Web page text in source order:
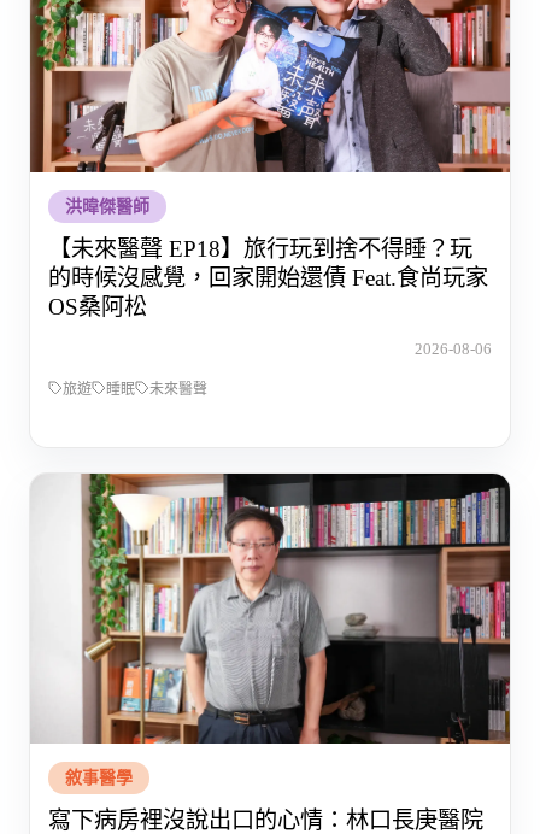
洪暐傑醫師
【未來醫聲 EP18】旅行玩到捨不得睡？玩
的時候沒感覺，回家開始還債 Feat.食尚玩家
OS桑阿松
2026-08-06
旅遊 睡眠 未來醫聲
敘事醫學
寫下病房裡沒說出口的心情：林口長庚醫院